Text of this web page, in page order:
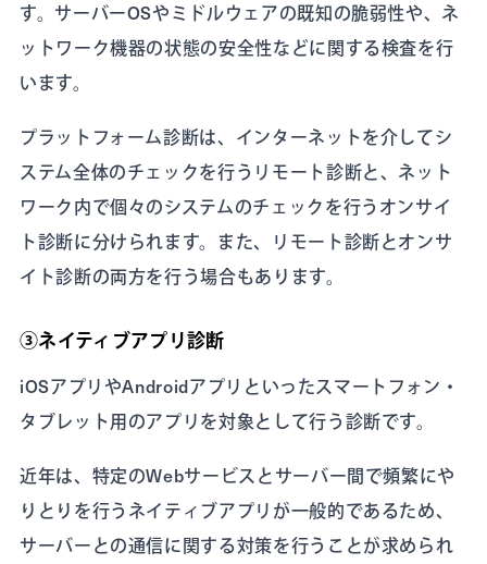
す。サーバーOSやミドルウェアの既知の脆弱性や、ネ
ットワーク機器の状態の安全性などに関する検査を行
います。
プラットフォーム診断は、インターネットを介してシ
ステム全体のチェックを行うリモート診断と、ネット
ワーク内で個々のシステムのチェックを行うオンサイ
ト診断に分けられます。また、リモート診断とオンサ
イト診断の両方を行う場合もあります。
③ネイティブアプリ診断
iOSアプリやAndroidアプリといったスマートフォン・
タブレット用のアプリを対象として行う診断です。
近年は、特定のWebサービスとサーバー間で頻繁にや
りとりを行うネイティブアプリが一般的であるため、
サーバーとの通信に関する対策を行うことが求められ